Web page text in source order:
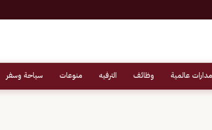
مدارات عالمية وظائف الترفيه منوعات سياحة وسفر